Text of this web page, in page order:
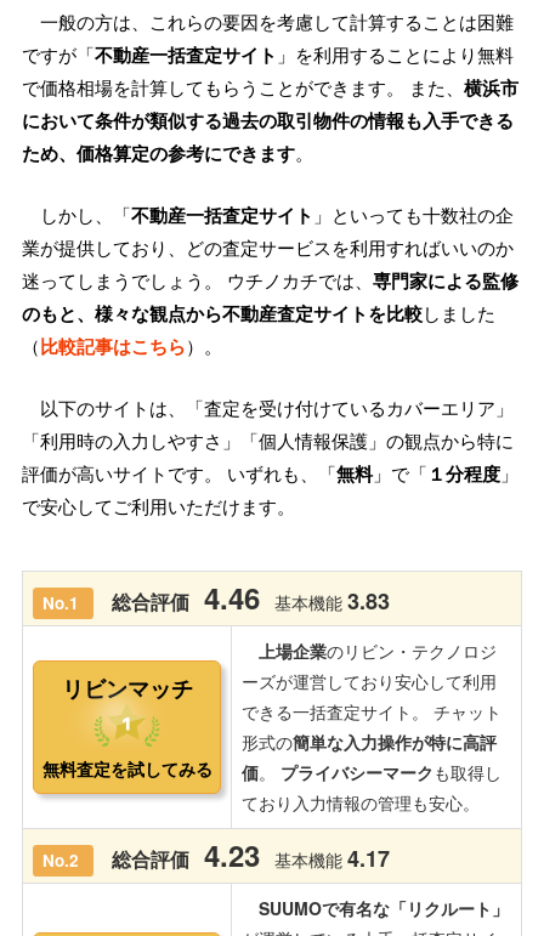
一般の方は、これらの要因を考慮して計算することは困難
ですが「不動産一括査定サイト 」を利用することにより無料
で価格相場を計算してもらうことができます。 また、 横浜市
において条件が類似する過去の取引物件の情報も入手できる
ため、価格算定の参考にできます。
しかし、「不動産一括査定サイト 」といっても十数社の企
業が提供しており、どの査定サービスを利用すればいいのか
迷ってしまうでしょう。 ウチノカチでは、 専門家による監修
のもと、様々な観点から不動産査定サイトを比較しました
（比較記事はこちら）。
以下のサイトは、「査定を受け付けているカバーエリア」
「利用時の入力しやすさ」「個人情報保護」の観点から特に
評価が高いサイトです。 いずれも、「無料」で「 １分程度 」
で安心してご利用いただけます。